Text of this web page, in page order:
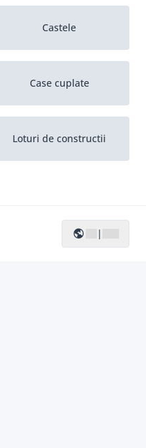
Castele
Case cuplate
Loturi de constructii
|